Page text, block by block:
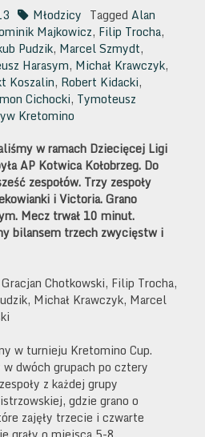
Młodzicy Tagged Alan
Majkowicz, Filip Trocha,
Pudzik, Marcel Szmydt,
Harasym, Michał Krawczyk,
Koszalin, Robert Kidacki,
Cichocki, Tymoteusz
Kretomino
w ramach Dziecięcej Ligi
AP Kotwica Kołobrzeg. Do
zespołów. Trzy zespoły
i Victoria. Grano
Mecz trwał 10 minut.
bilansem trzech zwycięstw i
Chotkowski, Filip Trocha,
Michał Krawczyk, Marcel
w turnieju Kretomino Cup.
dwóch grupach po cztery
z każdej grupy
gdzie grano o
zajęły trzecie i czwarte